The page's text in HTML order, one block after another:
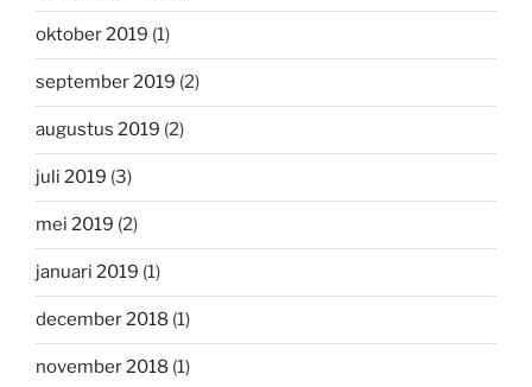
oktober 2019 (1)
september 2019 (2)
augustus 2019 (2)
juli 2019 (3)
mei 2019 (2)
januari 2019 (1)
december 2018 (1)
november 2018 (1)